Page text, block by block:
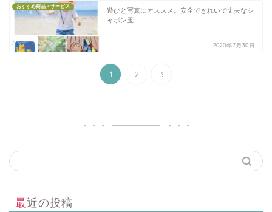
おすすめ商品・サービス
遊びと写真にオススメ。安全できれいで丈夫なシ
ャボン玉
2020年7月30日
1 2 3
最近の投稿